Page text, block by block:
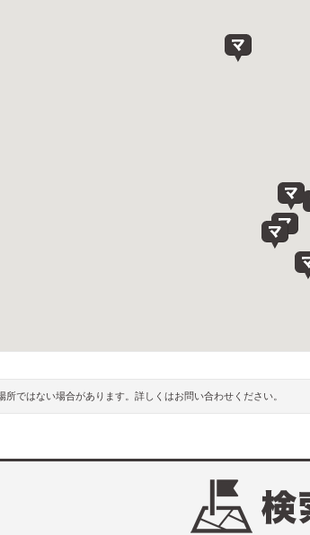
ではない場合があります。詳しくはお問い合わせください。